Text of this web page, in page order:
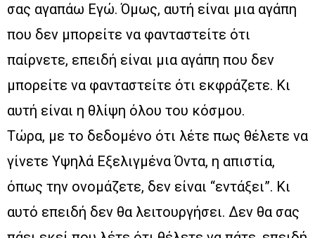
σας αγαπάω Εγώ. Όμως, αυτή είναι μια αγάπη
που δεν μπορείτε να φανταστείτε ότι
παίρνετε, επειδή είναι μια αγάπη που δεν
μπορείτε να φανταστείτε ότι εκφράζετε. Κι
αυτή είναι η θλίψη όλου του κόσμου.
Τώρα, με το δεδομένο ότι λέτε πως θέλετε να
γίνετε Υψηλά Εξελιγμένα Όντα, η απιστία,
όπως την ονομάζετε, δεν είναι “εντάξει”. Κι
αυτό επειδή δεν θα λειτουργήσει. Δεν θα σας